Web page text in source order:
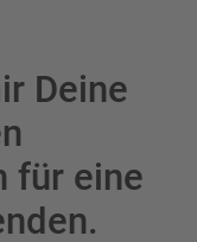
Deine
für eine